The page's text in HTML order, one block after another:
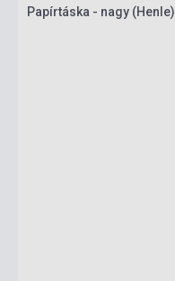
Papírtáska - nagy (Henle)